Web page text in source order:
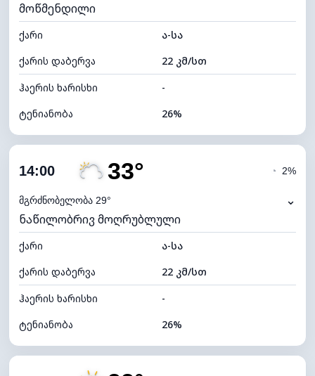
ხილვადობა
განათების ინდექსი 7 (ნათელი)
ღრუბლის სიმაღლე 10480 მ
მოწმენდილი
ქარი
ა-სა
ქარის დაბერვა
22 კმ/სთ
ჰაერის ხარისხი
-
ტენიანობა
26%
ღრუბლიანობა
ნამის წერტილი
ხილვადობა
10 კმ
განათების ინდექსი 7 (ნათელი)
ღრუბლის სიმაღლე 10640 მ
14:00 33°
მგრძნობელობა 29°
◔ 2%
⌄
ნაწილობრივ მოღრუბლული
ქარი
ა-სა
ქარის დაბერვა
22 კმ/სთ
ჰაერის ხარისხი
-
ტენიანობა
26%